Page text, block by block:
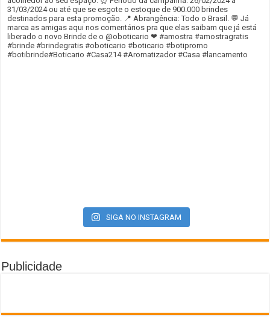
SIGA NO INSTAGRAM
Publicidade